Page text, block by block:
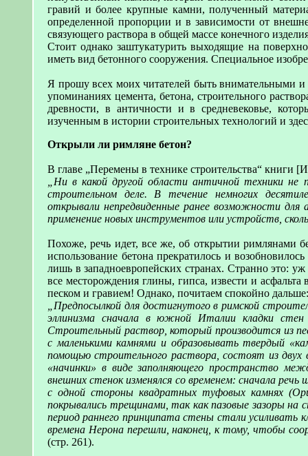
гравий и более крупные камни, полученный
определенной пропорции и в зависимости от
связующего раствора в общей массе конечного
Стоит однако заштукатурить выходящие на
иметь вид бетонного сооружения. Специальное
Я прошу всех моих читателей быть внимательными
упоминаниях цемента, бетона, строительного
древности, в античности и в средневековье,
изученным в истории строительных технологий и
Открыли ли римляне бетон?
В главе „Перемены в технике строительства“ книги
„Ни в какой другой области античной техники
строительном деле. В течение немногих
открывали непредвиденные ранее возможности
применение новых инструментов или устройств,
Похоже, речь идет, все же, об открытии римлянами
использование бетона прекратилось и
лишь в западноевропейских странах. Странно это:
все месторождения глины, гипса, извести и
песком и гравием! Однако, почитаем спокойно дальше:
„Предпосылкой для достигнутого в римской
эллинизма сначала в южной Италии кладки
Строительный раствор, который производится из
с маленькими камнями и образовывать твердый
помощью строительного раствора, состоят из двух
«начинки» в виде заполняющего пространство
внешних стенок изменялся со временем: сначала
с одной стороны квадратных туфовых камнях
покрывались трещинами, так как пазовые зазоры
период раннего принципата стены стали
времена Нерона перешли, наконец, к тому, чтобы
(стр. 261).